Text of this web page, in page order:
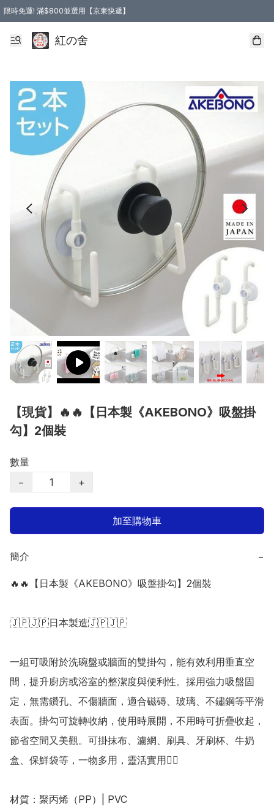
限時免運! 滿$800並選用【京東快遞】
紅の舍
【現貨】🔥🔥【日本製《AKEBONO》吸盤掛
勾】2個裝
數量
−
+
加至購物車
簡介 −
🔥🔥【日本製《AKEBONO》吸盤掛勾】2個裝
🇯🇵🇯🇵日本製造🇯🇵🇯🇵
一組可吸附於洗碗盤或牆面的雙掛勾，能有效利用垂直空
間，提升廚房或浴室的整潔度與便利性。採用強力吸盤固
定，無需鑽孔、不傷牆面，適合磁磚、玻璃、不鏽鋼等平滑
表面。掛勾可旋轉收納，使用時展開，不用時可折疊收起，
節省空間又美觀。可掛抹布、濾網、刷具、牙刷杯、牛奶
盒、保鮮袋等，一物多用，靈活實用👍🏻
材質：聚丙烯（PP）| PVC